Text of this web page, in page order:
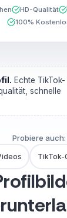
HD-Qualität
100%
Echte TikTok-
schnelle
Probiere auch:
TikTok-